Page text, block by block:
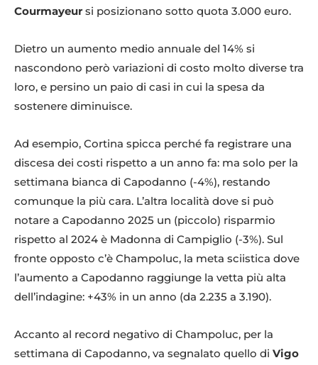
Courmayeur si posizionano sotto quota 3.000 euro.
Dietro un aumento medio annuale del 14% si
nascondono però variazioni di costo molto diverse tra
loro, e persino un paio di casi in cui la spesa da
sostenere diminuisce.
Ad esempio, Cortina spicca perché fa registrare una
discesa dei costi rispetto a un anno fa: ma solo per la
settimana bianca di Capodanno (-4%), restando
comunque la più cara. L’altra località dove si può
notare a Capodanno 2025 un (piccolo) risparmio
rispetto al 2024 è Madonna di Campiglio (-3%). Sul
fronte opposto c’è Champoluc, la meta sciistica dove
l’aumento a Capodanno raggiunge la vetta più alta
dell’indagine: +43% in un anno (da 2.235 a 3.190).
Accanto al record negativo di Champoluc, per la
settimana di Capodanno, va segnalato quello di Vigo